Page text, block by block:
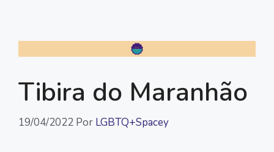
Tibira do Maranhão
19/04/2022 Por LGBTQ+Spacey